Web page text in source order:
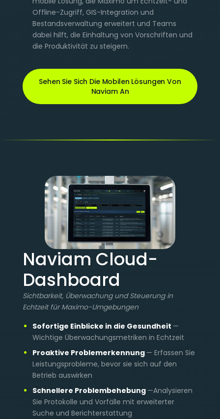
Offline-Zugriff, GIS-Integration und
Bestandsverwaltung erweitert und Teams
dabei hilft, die Einhaltung von Vorschriften und
die Produktivität zu steigern.
Sehen Sie Sich Die Mobilen Lösungen Von
Naviam An
Naviam Cloud-
Dashboard
Sichtbarkeit, Überwachung und Steuerung in
Echtzeit für Maximo-Umgebungen
Sofortige Einblicke in die Gesundheit —
Wichtige Überwachungsmetriken in Echtzeit
Proaktive Problemerkennung — Erfassen Sie
Leistungsprobleme, bevor sie sich auf den
Betrieb auswirken
Schnellere Problembehebung —Analysieren
Sie Protokolle und Vorfälle mit erweiterter
Suche und Berichterstattung